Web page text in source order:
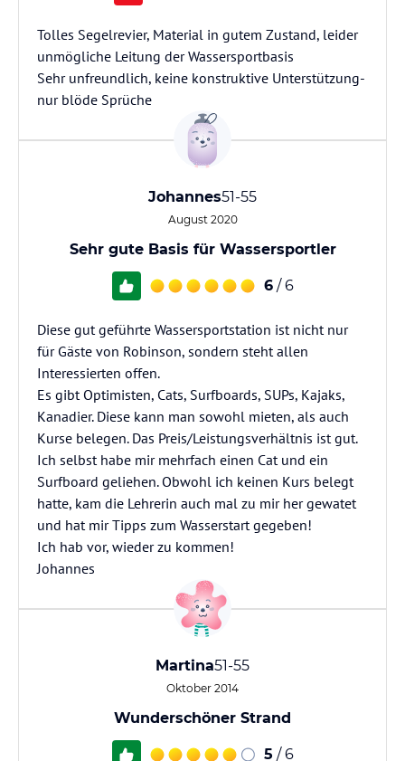
Tolles Segelrevier, Material in gutem Zustand, leider
unmögliche Leitung der Wassersportbasis
Sehr unfreundlich, keine konstruktive Unterstützung-
nur blöde Sprüche
Johannes51-55
August 2020
Sehr gute Basis für Wassersportler
6 / 6
Diese gut geführte Wassersportstation ist nicht nur
für Gäste von Robinson, sondern steht allen
Interessierten offen.
Es gibt Optimisten, Cats, Surfboards, SUPs, Kajaks,
Kanadier. Diese kann man sowohl mieten, als auch
Kurse belegen. Das Preis/Leistungsverhältnis ist gut.
Ich selbst habe mir mehrfach einen Cat und ein
Surfboard geliehen. Obwohl ich keinen Kurs belegt
hatte, kam die Lehrerin auch mal zu mir her gewatet
und hat mir Tipps zum Wasserstart gegeben!
Ich hab vor, wieder zu kommen!
Johannes
Martina51-55
Oktober 2014
Wunderschöner Strand
5 / 6